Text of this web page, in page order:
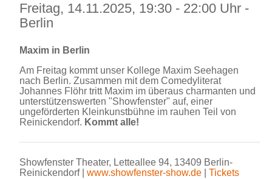
Freitag, 14.11.2025, 19:30 - 22:00 Uhr -
Berlin
Maxim in Berlin
Am Freitag kommt unser Kollege Maxim Seehagen
nach Berlin. Zusammen mit dem Comedyliterat
Johannes Flöhr tritt Maxim im überaus charmanten und
unterstützenswerten "Showfenster" auf, einer
ungeförderten Kleinkunstbühne im rauhen Teil von
Reinickendorf. Kommt alle!
Showfenster Theater, Letteallee 94, 13409 Berlin-
Reinickendorf
www.showfenster-show.de Tickets